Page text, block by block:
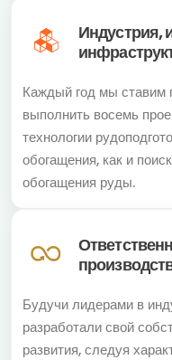
Индустрия,
Каждый год мы ставим
выполнить восемь
технологии
обогащения, как и
обогащения руды.
Будучи лидерами в
разработали свой
развития, следуя